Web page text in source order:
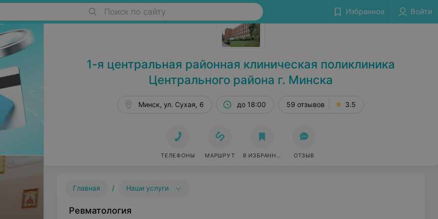
Поиск по сайту Избранное Войти
Поликлиники в Минске Сообщить об ошибке
1-я центральная районная клиническая поликлиника
Центрального района г. Минска
Минск, ул. Сухая, 6 до 18:00 59 отзывов 3.5
ТЕЛЕФОНЫ МАРШРУТ В ИЗБРАННОЕ ОТЗЫВ
Главная / Наши услуги
Ревматология